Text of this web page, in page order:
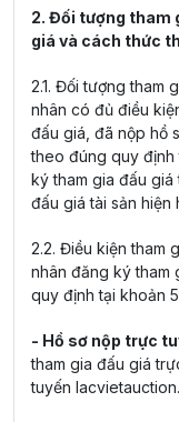
2. Đối tượng tham
giá và cách thức
2.1. Đối tượng tham
nhân có đủ điều
đấu giá, đã nộp hồ
theo đúng quy
ký tham gia đấu
đấu giá tài sản hiện
2.2. Điều kiện tham
nhân đăng ký tham
quy định tại khoản
- Hồ sơ nộp trực
tham gia đấu giá
tuyến